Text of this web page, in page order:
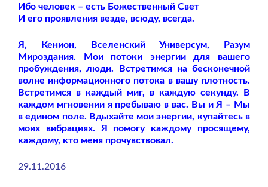
Ибо человек – есть Божественный Свет
И его проявления везде, всюду, всегда.
Я, Кенион, Вселенский Универсум, Разум
Мироздания. Мои потоки энергии для вашего
пробуждения, люди. Встретимся на бесконечной
волне информационного потока в вашу плотность.
Встретимся в каждый миг, в каждую секунду. В
каждом мгновении я пребываю в вас. Вы и Я – Мы
в едином поле. Вдыхайте мои энергии, купайтесь в
моих вибрациях. Я помогу каждому просящему,
каждому, кто меня прочувствовал.
29.11.2016